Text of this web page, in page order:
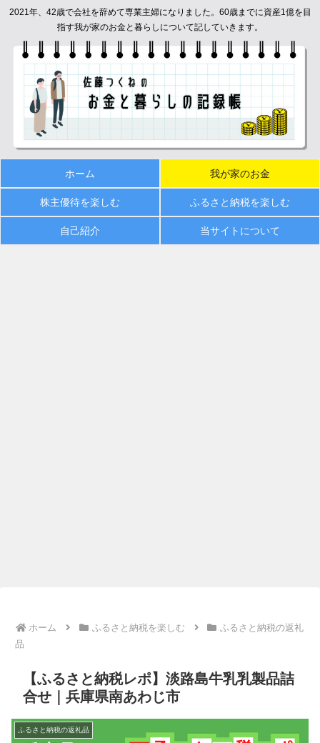
2021年、42歳で会社を辞めて専業主婦になりました。60歳までに資産1億を目
指す我が家のお金と暮らしについて記していきます。
ホーム 我が家のお金
株主優待を楽しむ ふるさと納税を楽しむ
自己紹介 当サイトについて
ホーム ふるさと納税を楽しむ
ふるさと納税の返礼
品
【ふるさと納税レポ】淡路島牛乳乳製品詰
合せ｜兵庫県南あわじ市
ふるさと納税の返礼品